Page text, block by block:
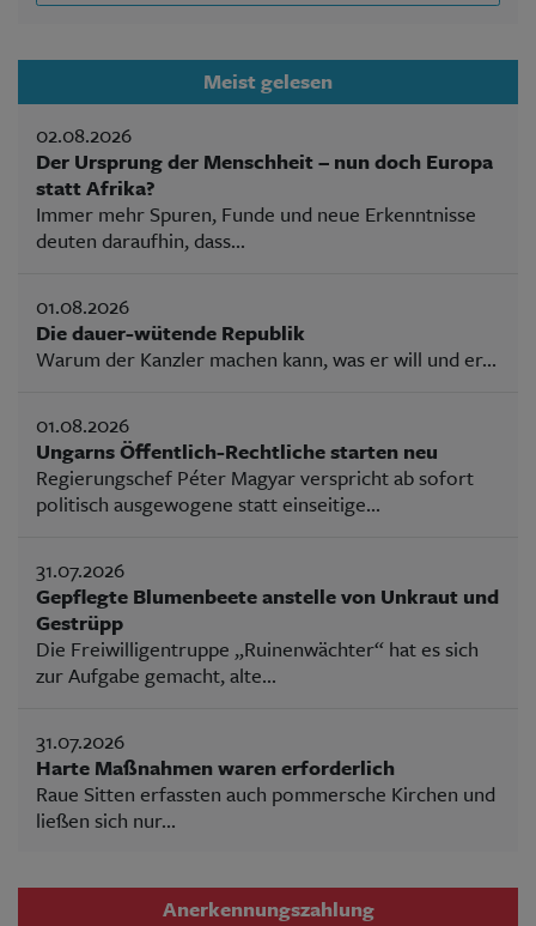
Meist gelesen
02.08.2026
Der Ursprung der Menschheit – nun doch Europa
statt Afrika?
Immer mehr Spuren, Funde und neue Erkenntnisse
deuten daraufhin, dass...
01.08.2026
Die dauer-wütende Republik
Warum der Kanzler machen kann, was er will und er...
01.08.2026
Ungarns Öffentlich-Rechtliche starten neu
Regierungschef Péter Magyar verspricht ab sofort
politisch ausgewogene statt einseitige...
31.07.2026
Gepflegte Blumenbeete anstelle von Unkraut und
Gestrüpp
Die Freiwilligentruppe „Ruinenwächter“ hat es sich
zur Aufgabe gemacht, alte...
31.07.2026
Harte Maßnahmen waren erforderlich
Raue Sitten erfassten auch pommersche Kirchen und
ließen sich nur...
Anerkennungszahlung